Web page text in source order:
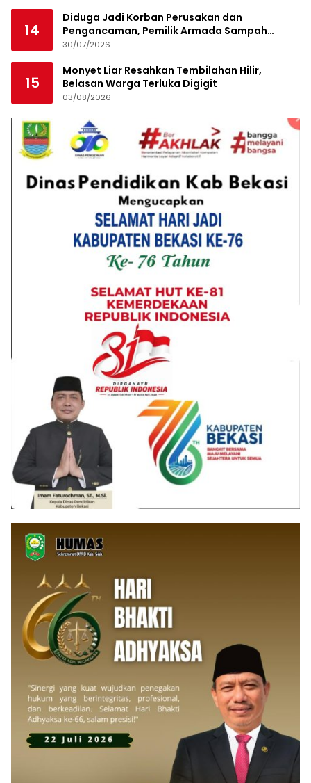
14
Diduga Jadi Korban Perusakan dan
Pengancaman, Pemilik Armada Sampah
Siapkan Laporan Polisi
30/07/2026
15
Monyet Liar Resahkan Tembilahan Hilir,
Belasan Warga Terluka Digigit
03/08/2026